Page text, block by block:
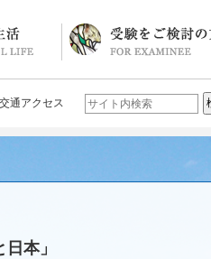
ード
ログ) 学校説明会・イベント一覧
入試要項・入試結果
Q&A
お問い合わせ
学校案内パンフレット
交通アクセス
本」